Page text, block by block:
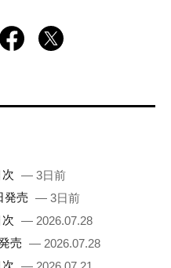
— 3日前
発売 — 3日前
— 2026.07.28
売 — 2026.07.28